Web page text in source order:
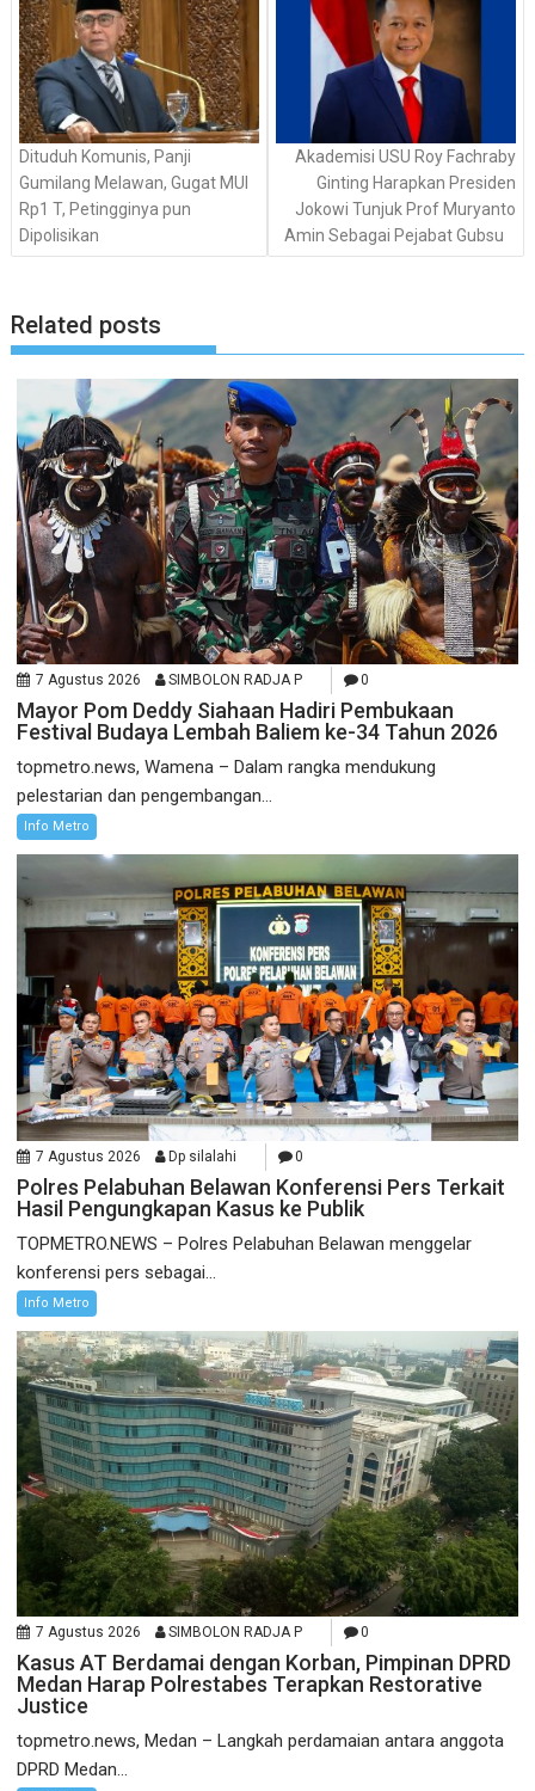
Dituduh Komunis, Panji
Gumilang Melawan, Gugat MUI
Rp1 T, Petingginya pun
Dipolisikan
Akademisi USU Roy Fachraby
Ginting Harapkan Presiden
Jokowi Tunjuk Prof Muryanto
Amin Sebagai Pejabat Gubsu
Related posts
7 Agustus 2026 SIMBOLON RADJA P 0
Mayor Pom Deddy Siahaan Hadiri Pembukaan
Festival Budaya Lembah Baliem ke-34 Tahun 2026
topmetro.news, Wamena – Dalam rangka mendukung
pelestarian dan pengembangan...
Info Metro
7 Agustus 2026 Dp silalahi 0
Polres Pelabuhan Belawan Konferensi Pers Terkait
Hasil Pengungkapan Kasus ke Publik
TOPMETRO.NEWS – Polres Pelabuhan Belawan menggelar
konferensi pers sebagai...
Info Metro
7 Agustus 2026 SIMBOLON RADJA P 0
Kasus AT Berdamai dengan Korban, Pimpinan DPRD
Medan Harap Polrestabes Terapkan Restorative
Justice
topmetro.news, Medan – Langkah perdamaian antara anggota
DPRD Medan...